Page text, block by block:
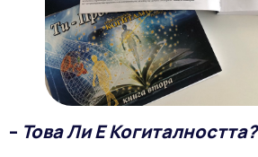
– Това Ли Е Когиталността?